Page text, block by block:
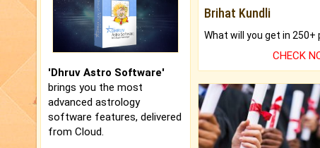
'Dhruv Astro Software'
brings you the most
advanced astrology
software features, delivered
from Cloud.
Brihat Kundli
CHECK